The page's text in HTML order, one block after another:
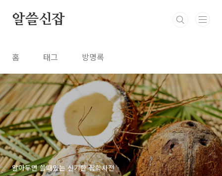
알쓸신잡
홈 태그 방명록
알아두면 쓸때있는 신기한 잡학사전